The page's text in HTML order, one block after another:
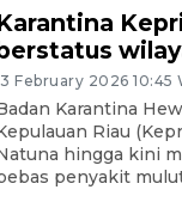
February 2026 10:45
Karantina
Riau
hingga kini
penyakit